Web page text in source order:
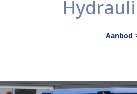
Aanbod